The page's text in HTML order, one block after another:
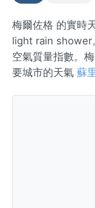
梅爾佐格 的實時
light rain shower
空氣質量指數。
要城市的天氣 蘇